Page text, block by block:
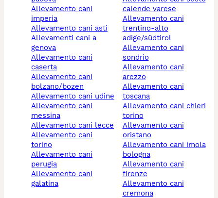
allevamento cani
imperia
allevamento cani asti
allevamenti cani a
genova
allevamento cani
caserta
allevamento cani
bolzano/bozen
allevamento cani udine
allevamento cani
messina
allevamento cani lecce
allevamento cani
torino
allevamento cani
perugia
allevamento cani
galatina
calende varese
allevamento cani
trentino-alto
adige/südtirol
allevamento cani
sondrio
allevamento cani
arezzo
allevamento cani
toscana
allevamento cani chieri
torino
allevamento cani
oristano
allevamento cani imola
bologna
allevamento cani
firenze
allevamento cani
cremona